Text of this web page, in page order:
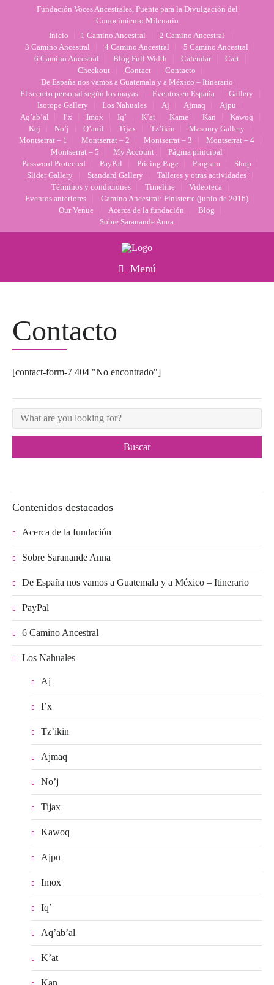
Fundación Voces Ancestrales, Puente para la Divulgación del
Conocimiento Milenario
Inicio
1 Camino Ancestral
2 Camino Ancestral
3 Camino Ancestral
4 Camino Ancestral
5 Camino Ancestral
6 Camino Ancestral
Blog Full Width Calendar
Cart
Checkout
Contact
Contacto
De España nos vamos a Guatemala y a México – Itinerario
El secreto personal según los mayas
Eventos en España
Gallery
Isotope Gallery
Los Nahuales Aj Ajmaq
Ajpu
Aq’ab’al
I’x Imox Iq’ K’at Kame Kan
Kawoq
Kej
No’j Q’anil Tijax Tz’ikin
Masonry Gallery
Montserrat – 1
Montserrat – 2 Montserrat – 3
Montserrat – 4
Montserrat – 5
My Account
Página principal
Password Protected
PayPal Pricing Page Program
Shop
Slider Gallery
Standard Gallery
Talleres y otras actividades
Términos y condiciones
Timeline
Videoteca
Eventos anteriores
Camino Ancestral: Finisterre (junio de 2016)
Our Venue
Acerca de la fundación
Blog
Sobre Saranande Anna
Menú
Contacto
[contact-form-7 404 "No encontrado"]
Contenidos destacados
Acerca de la fundación
Sobre Saranande Anna
De España nos vamos a Guatemala y a México – Itinerario
PayPal
6 Camino Ancestral
Los Nahuales
Aj
I’x
Tz’ikin
Ajmaq
No’j
Tijax
Kawoq
Ajpu
Imox
Iq’
Aq’ab’al
K’at
Kan